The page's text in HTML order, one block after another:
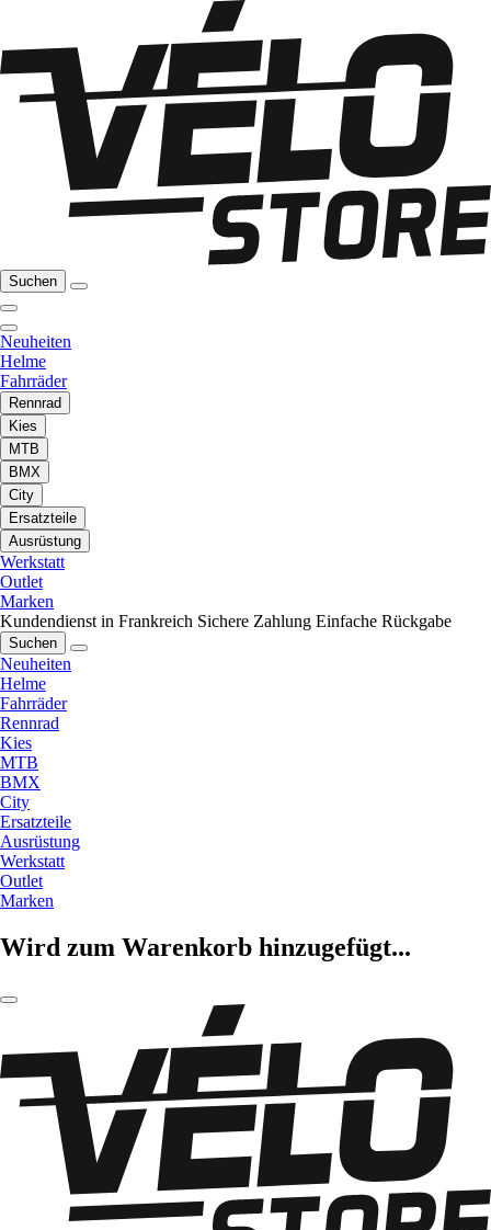
Suchen
Neuheiten
Helme
Fahrräder
Rennrad
Kies
MTB
BMX
City
Ersatzteile
Ausrüstung
Werkstatt
Outlet
Marken
Kundendienst in Frankreich Sichere Zahlung Einfache Rückgabe
Suchen
Neuheiten
Helme
Fahrräder
Rennrad
Kies
MTB
BMX
City
Ersatzteile
Ausrüstung
Werkstatt
Outlet
Marken
Wird zum Warenkorb hinzugefügt...